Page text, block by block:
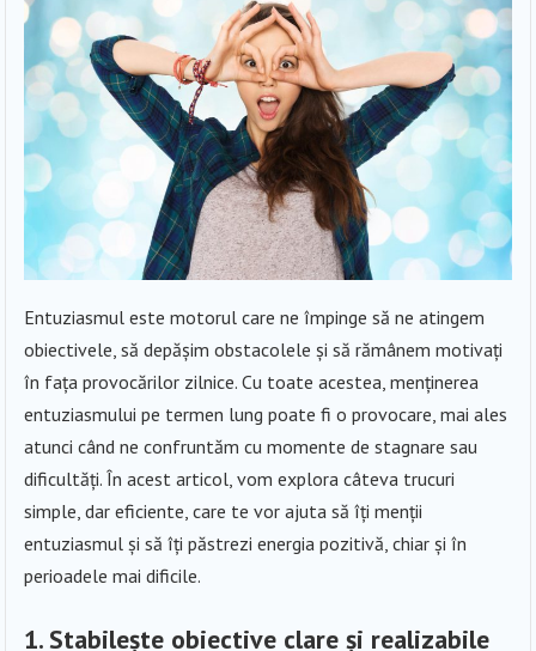
Entuziasmul este motorul care ne împinge să ne atingem
obiectivele, să depășim obstacolele și să rămânem motivați
în fața provocărilor zilnice. Cu toate acestea, menținerea
entuziasmului pe termen lung poate fi o provocare, mai ales
atunci când ne confruntăm cu momente de stagnare sau
dificultăți. În acest articol, vom explora câteva trucuri
simple, dar eficiente, care te vor ajuta să îți menții
entuziasmul și să îți păstrezi energia pozitivă, chiar și în
perioadele mai dificile.
1. Stabilește obiective clare și realizabile